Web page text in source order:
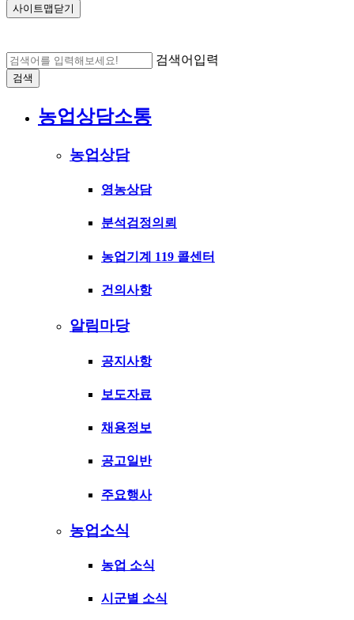
사이트맵닫기
검색어입력
검색
농업상담소통
농업상담
영농상담
분석검정의뢰
농업기계 119 콜센터
건의사항
알림마당
공지사항
보도자료
채용정보
공고일반
주요행사
농업소식
농업 소식
시군별 소식